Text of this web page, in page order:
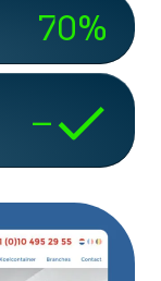
70%
–